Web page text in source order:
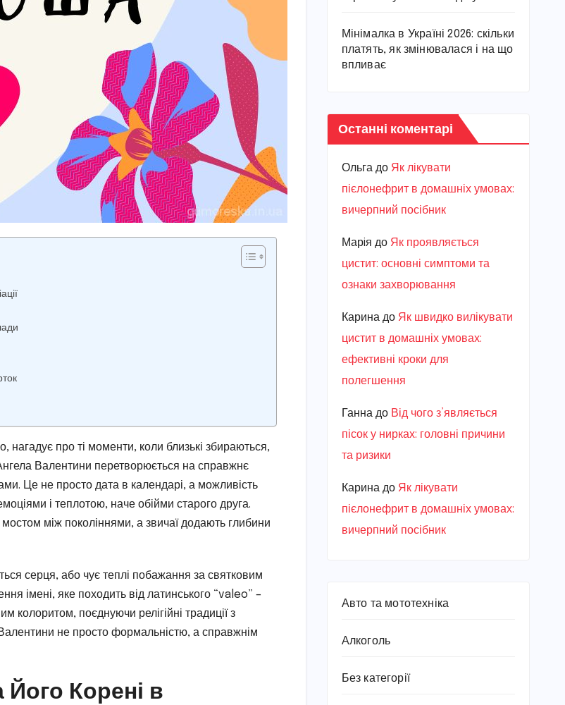
нагадує про ті моменти, коли близькі збираються,
Валентини перетворюється на справжнє
Це не просто дата в календарі, а можливість
і теплотою, наче обійми старого друга.
між поколіннями, а звичаї додають глибини
серця, або чує теплі побажання за святковим
імені, яке походить від латинського “valeo” –
колоритом, поєднуючи релігійні традиції з
не просто формальністю, а справжнім
Його Корені в
Мінімалка в Україні 2026: скільки
платять, як змінювалася і на що
впливає
Останні коментарі
Ольгадо Як лікувати
пієлонефрит в домашніх умовах:
вичерпний посібник
Марiя до Як проявляється
цистит: основні симптоми та
ознаки захворювання
Каринадо Як швидко вилікувати
цистит в домашніх умовах:
ефективні кроки для
полегшення
Ганнадо Від чого з’являється
пісок у нирках: головні причини
та ризики
Каринадо Як лікувати
пієлонефрит в домашніх умовах:
вичерпний посібник
Авто та мототехніка
Алкоголь
Без категорії